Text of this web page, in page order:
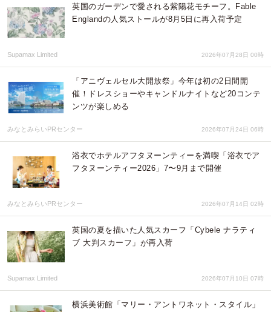
英国のガーデンで愛される紫陽花モチーフ。Fable
Englandの人気ストールが8月5日に再入荷予定
Supamax Limited 2026年07月28日 00時
「アニヴェルセル大開放祭」今年は初の2日間開
催！ドレスショーやキャンドルナイトなど20コンテ
ンツが楽しめる
みなとみらいPRセンター 2026年07月24日 06時
浴衣でホテルアフタヌーンティーを満喫「浴衣でア
フタヌーンティー2026」7〜9月まで開催
みなとみらいPRセンター 2026年07月14日 02時
英国の夏を描いた人気スカーフ「Cybele ナラティ
ブ 大判スカーフ」が再入荷
Supamax Limited 2026年07月10日 07時
横浜美術館「マリー・アントワネット・スタイル」